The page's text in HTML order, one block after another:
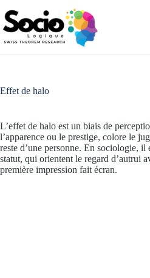
au
contenu
Effet de halo
L’effet de halo est un biais de
l’apparence ou le prestige, colore le
reste d’une personne. En sociologie, il
statut, qui orientent le regard d’autrui
première impression fait écran.